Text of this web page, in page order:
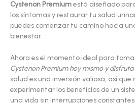
Cystenon Premiumestá diseñado
los síntomas y restaurar tu salud
puedes comenzar tu camino hacia
bienestar.
Ahora es el momento ideal para
Cystenon Premium hoy mismo y
salud es una inversión valiosa, así que
experimentar los beneficios de un
una vida sin interrupciones constantes.